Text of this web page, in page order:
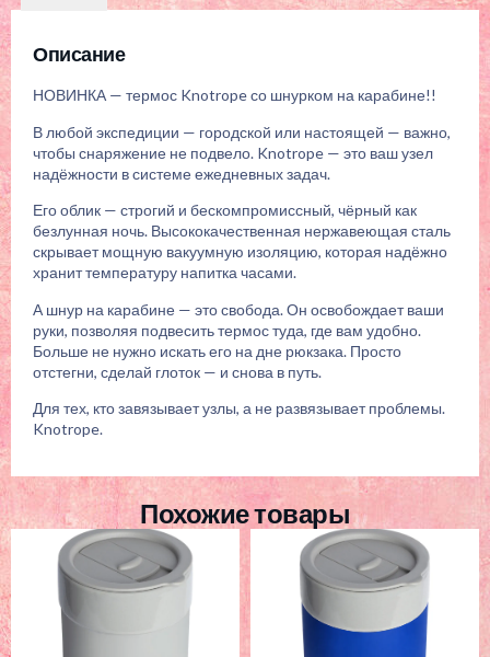
Описание
НОВИНКА — термос Knotrope со шнурком на карабине!!
В любой экспедиции — городской или настоящей — важно,
чтобы снаряжение не подвело. Knotrope — это ваш узел
надёжности в системе ежедневных задач.
Его облик — строгий и бескомпромиссный, чёрный как
безлунная ночь. Высококачественная нержавеющая сталь
скрывает мощную вакуумную изоляцию, которая надёжно
хранит температуру напитка часами.
А шнур на карабине — это свобода. Он освобождает ваши
руки, позволяя подвесить термос туда, где вам удобно.
Больше не нужно искать его на дне рюкзака. Просто
отстегни, сделай глоток — и снова в путь.
Для тех, кто завязывает узлы, а не развязывает проблемы.
Knotrope.
Похожие товары